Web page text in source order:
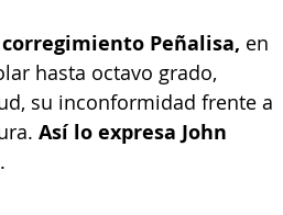
Peñalisa, en
hasta octavo grado,
su inconformidad frente a
Así lo expresa John